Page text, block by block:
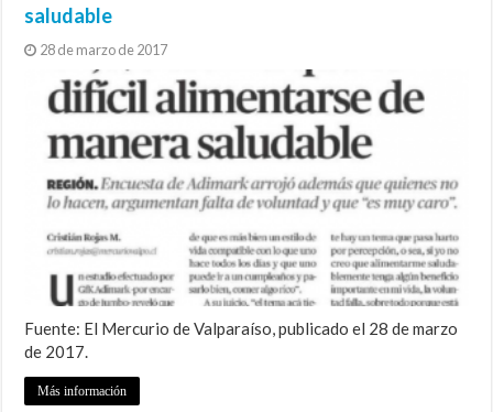
saludable
28 de marzo de 2017
Fuente: El Mercurio de Valparaíso, publicado el 28 de marzo
de 2017.
Más información